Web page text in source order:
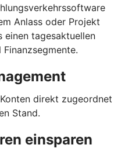
Anlass oder Projekt
einen tagesaktuellen
direkt zugeordnet
Stand.
einsparen